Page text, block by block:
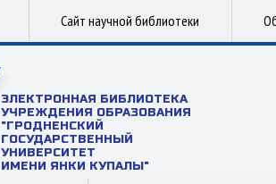
Сайт научной библиотеки
ЭЛЕКТРОННАЯ БИБЛИОТЕКА
УЧРЕЖДЕНИЯ ОБРАЗОВАНИЯ
"ГРОДНЕНСКИЙ
ГОСУДАРСТВЕННЫЙ
УНИВЕРСИТЕТ
ИМЕНИ ЯНКИ КУПАЛЫ"